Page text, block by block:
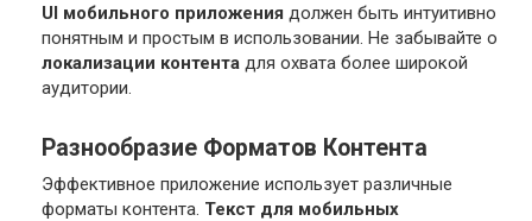
UI мобильного приложения должен быть интуитивно
понятным и простым в использовании. Не забывайте о
локализации контента для охвата более широкой
аудитории.
Разнообразие Форматов Контента
Эффективное приложение использует различные
форматы контента. Текст для мобильных